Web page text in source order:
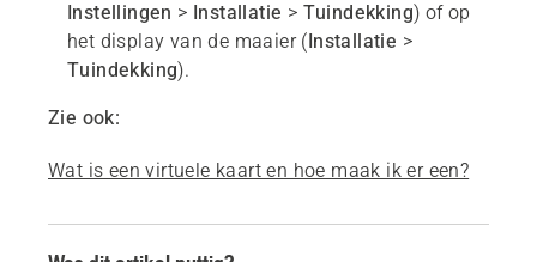
Instellingen > Installatie > Tuindekking) of op
het display van de maaier (Installatie >
Tuindekking).
Zie ook:
Wat is een virtuele kaart en hoe maak ik er een?